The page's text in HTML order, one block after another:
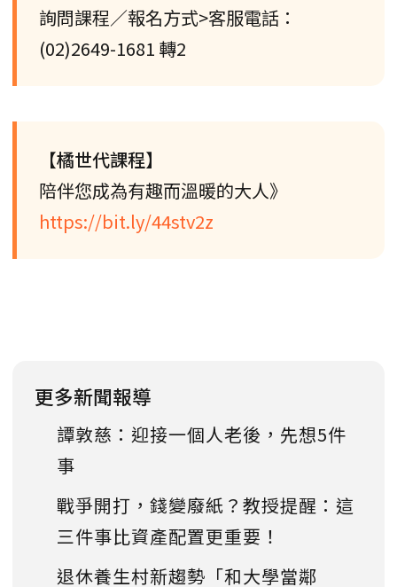
詢問課程／報名方式>客服電話：
(02)2649-1681 轉2
【橘世代課程】
陪伴您成為有趣而溫暖的大人》
https://bit.ly/44stv2z
更多新聞報導
譚敦慈：迎接一個人老後，先想5件
事
戰爭開打，錢變廢紙？教授提醒：這
三件事比資產配置更重要！
退休養生村新趨勢「和大學當鄰